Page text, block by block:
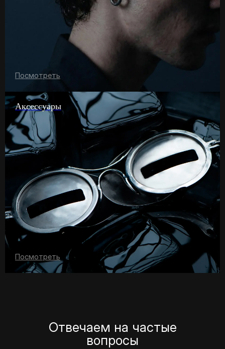
Посмотреть
Аксессуары
Посмотреть
Отвечаем на частые
вопросы